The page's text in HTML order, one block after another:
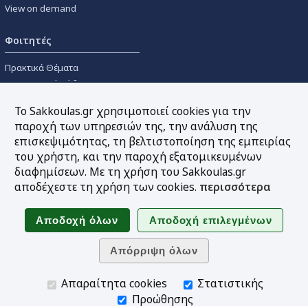
View on demand
Φοιτητές
Πρακτικά Θέματα
Οικονομικοί Κώδικες
Συγγραμμάτων
Εργαλεία
Online υπολογισμός τόκων
Υπηρεσία Ηλεκτρονικής
Sitemap
Ακολουθήστε μας
Το Sakkoulas.gr χρησιμοποιεί cookies για την
παροχή των υπηρεσιών της, την ανάλυση της
επισκεψιμότητας, τη βελτιστοποίηση της εμπειρίας
του χρήστη, και την παροχή εξατομικευμένων
διαφημίσεων. Με τη χρήση του Sakkoulas.gr
αποδέχεστε τη χρήση των cookies. περισσότερα
Απαραίτητα cookies
Στατιστικής
Προώθησης